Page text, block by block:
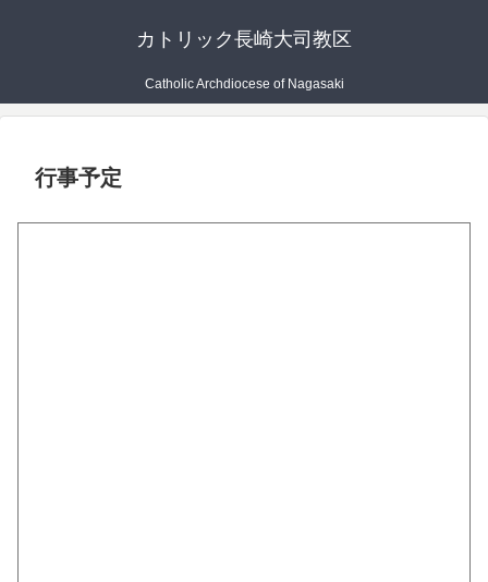
カトリック長崎大司教区
Catholic Archdiocese of Nagasaki
行事予定